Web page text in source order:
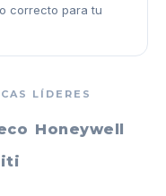
correcto para tu
LÍDERES
Honeywell